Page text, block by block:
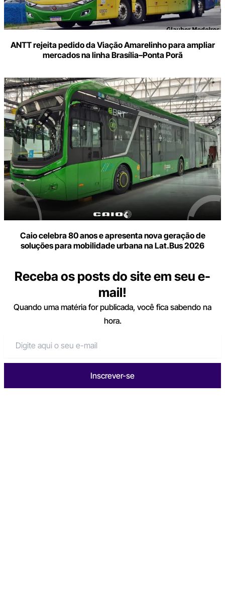
ANTT rejeita pedido da Viação Amarelinho para ampliar
mercados na linha Brasília–Ponta Porã
Caio celebra 80 anos e apresenta nova geração de
soluções para mobilidade urbana na Lat.Bus 2026
Receba os posts do site em seu e-
mail!
Quando uma matéria for publicada, você fica sabendo na
hora.
Inscrever-se